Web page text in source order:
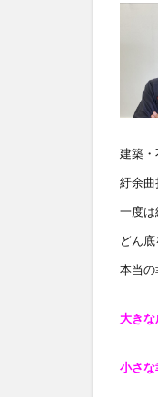
建築
紆余曲
一度は
どん
本当の
大きな
小さな